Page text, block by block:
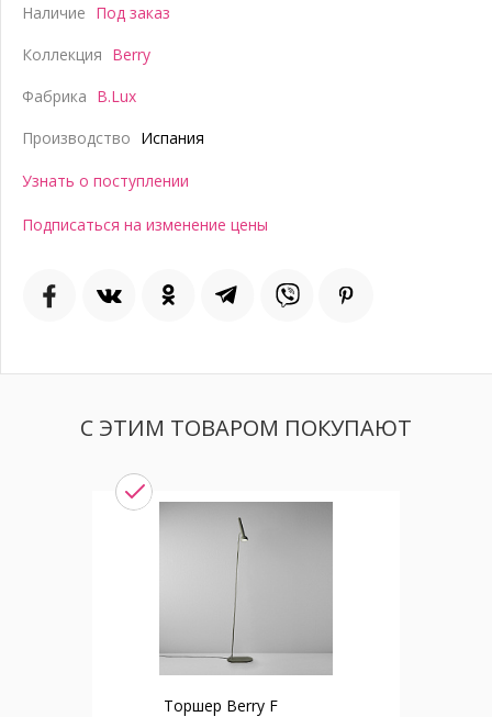
Наличие Под заказ
Коллекция Berry
Фабрика B.Lux
Производство Испания
Узнать о поступлении
Подписаться на изменение цены
С ЭТИМ ТОВАРОМ ПОКУПАЮТ
Торшер Berry F